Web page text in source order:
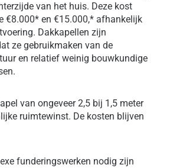
van het huis. Deze kost
€8.000* en €15.000,* afhankelijk
Dakkapellen zijn
ze gebruikmaken van de
en relatief weinig bouwkundige
van ongeveer 2,5 bij 1,5 meter
ruimtewinst. De kosten blijven
funderingswerken nodig zijn